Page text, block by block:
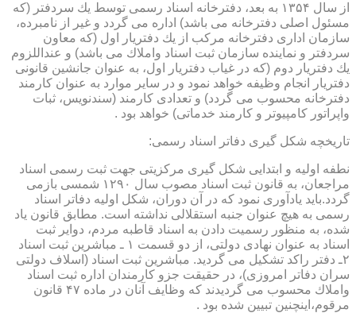
از سال ۱۳۵۴ به بعد، دفترخانه اسناد رسمی توسط یك سردفتر (كه
مسئول اصلی دفترخانه می باشد) اداره می گردد و غیر از نامبرده،
سازمان اداری دفترخانه مركب از یك دفتریار اول (كه معاون
سردفتر و نماینده سازمان ثبت اسناد واملاك می باشد) و عنداللزوم
یك دفتریار دوم (كه در غیاب دفتریار اول، به عنوان جانشین قانونی
دفتریار انجام وظیفه خواهد نمود و در سایر موارد به عنوان كارمند
دفترخانه محسوب می گردد) و تعدادی كارمند (سندنویس، ثبات
واپراتور كامپیوتر و كارمند خدماتی) خواهد بود .
تاریخچه شكل گیری دفاتر اسناد رسمی:
نطفه اولیه و ابتدایی شكل گیری مركزیتی جهت ثبت رسمی اسناد
مراجعان، به قانون ثبت اسناد مصوب سال ۱۲۹۰ شمسی بازمی
گردد.باید یادآوری نمود كه در آن دوران، شكل اولیه دفاتر اسناد
رسمی به هیچ عنوان جنبه استقلالی نداشته است. مطابق قانون یاد
شده، به منظور رسمیت دادن به اسناد قاطبه مردم، دوایر ثبت
اسناد به عنوان نهادی دولتی، از دو قسمت ۱ ـ مباشرین ثبت اسناد
۲ـ دفتر راكد تشكیل می گردید. مباشرین ثبت اسناد (اسلاف دولتی
سران دفاتر امروزی)، در حقیقت جزو كارمندان اداره ثبت اسناد
واملاك محسوب می گردیدند كه وظایف آنان در ماده ۴۷ قانون
مرقوم،اینچنین تبیین شده بود .